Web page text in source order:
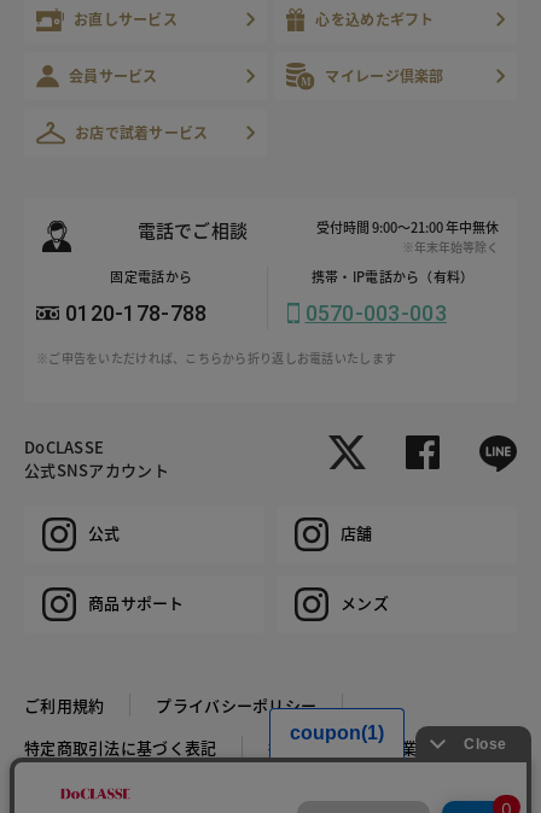
お直しサービス 心を込めたギフト
会員サービス マイレージ倶楽部
お店で試着サービス
電話でご相談 受付時間 9:00～21:00 年中無休
※年末年始等除く
固定電話から
0120-178-788
携帯・IP電話から（有料）
0570-003-003
※ご申告をいただければ、こちらから折り返しお電話いたします
DoCLASSE
公式SNSアカウント
公式 店舗
商品サポート メンズ
ご利用規約
プライバシーポリシー
特定商取引法に基づく表記
推奨環境 企業情報
COPYRIGHT © DoCLASSE ALL RIGHTS RESERVED.